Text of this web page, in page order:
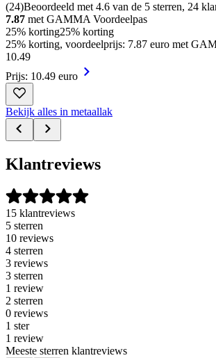
(24)Beoordeeld met 4.6 van de 5 sterren, 24
7.87 met GAMMA Voordeelpas
25% korting25% korting
25% korting, voordeelprijs: 7.87 euro met
10.49
Prijs: 10.49 euro
Bekijk alles in metaallak
Klantreviews
15 klantreviews
5 sterren
10 reviews
4 sterren
3 reviews
3 sterren
1 review
2 sterren
0 reviews
1 ster
1 review
Meeste sterren klantreviews